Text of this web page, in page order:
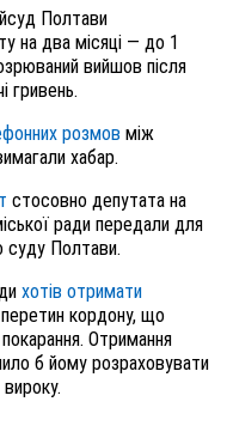
Полтави
на два місяці ― до 1
вийшов після
гривень.
розмов між
хабар.
стосовно депутата на
ради передали для
суду Полтави.
хотів отримати
кордону, що
Отримання
б йому розраховувати